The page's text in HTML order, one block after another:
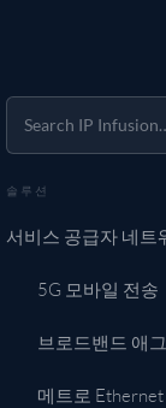
솔루션
서비스 공급자 네트
5G 모바일 전송
브로드밴드 애
메트로